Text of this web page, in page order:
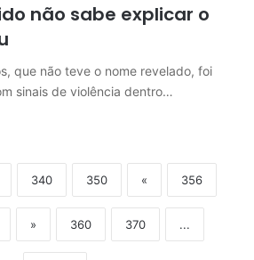
não sabe explicar o
que não teve o nome revelado, foi
sinais de violência dentro…
340 350 « 356
» 360 370 ...